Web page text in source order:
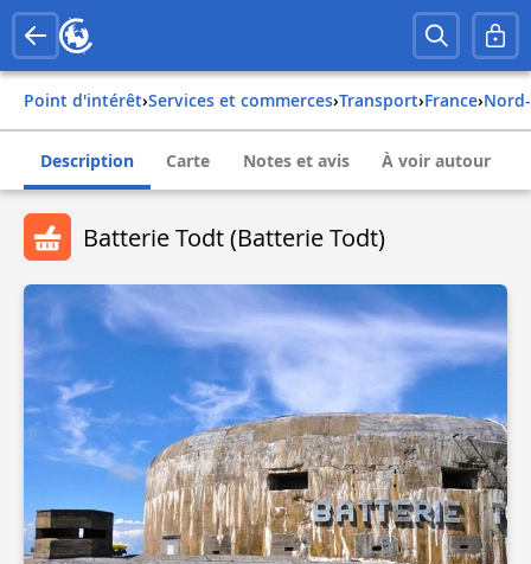
Point d'intérêt› Services et commerces› Transport› france›
Description Carte Notes et avis À voir autour
Batterie Todt (Batterie Todt)